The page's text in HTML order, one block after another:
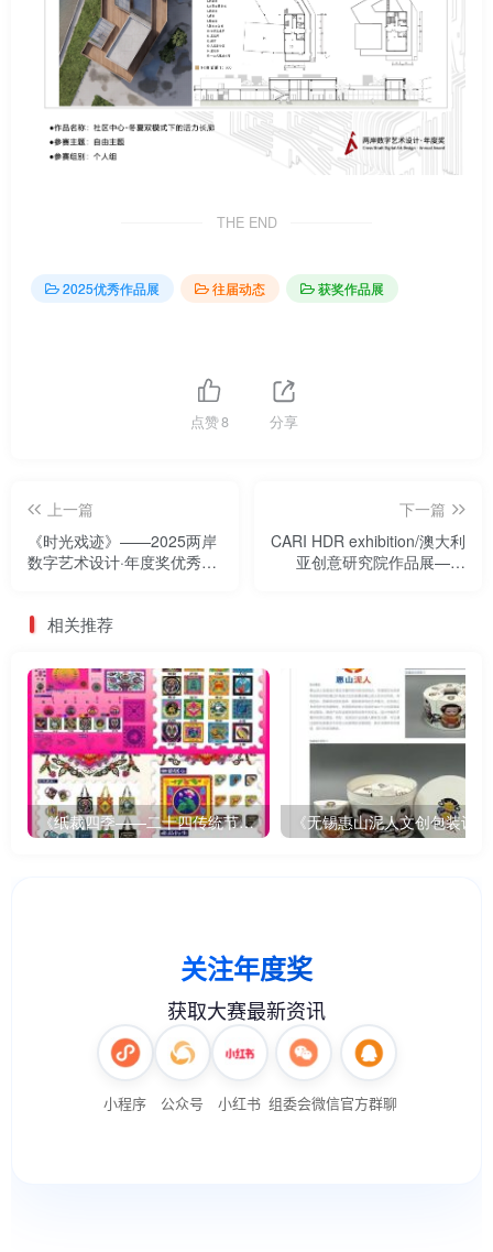
THE END
2025优秀作品展 往届动态 获奖作品展
点赞8 分享
上一篇
《时光戏迹》——2025两岸
数字艺术设计·年度奖优秀作
下一篇
CARI HDR exhibition/澳大利
亚创意研究院作品展——
相关推荐
《纸裁四季——二十四传统节气文创设计》 《无锡惠山泥人文创包装设